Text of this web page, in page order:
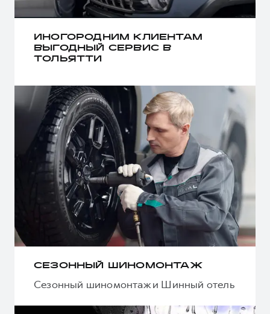
ИНОГОРОДНИМ КЛИЕНТАМ
ВЫГОДНЫЙ СЕРВИС В
ТОЛЬЯТТИ
СЕЗОННЫЙ ШИНОМОНТАЖ
Сезонный шиномонтаж и Шинный отель